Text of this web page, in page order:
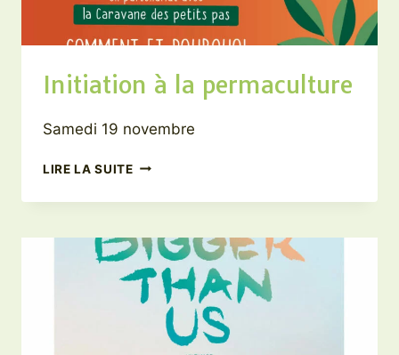
Initiation à la permaculture
Samedi 19 novembre
LIRE LA SUITEINITIATION
LA